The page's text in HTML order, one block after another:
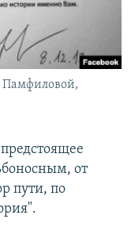
Памфиловой,
от
пути, по